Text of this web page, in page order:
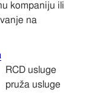
kompaniju ili
na
RCD usluge
pruža usluge